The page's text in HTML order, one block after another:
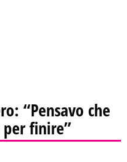
“Pensavo che
finire”